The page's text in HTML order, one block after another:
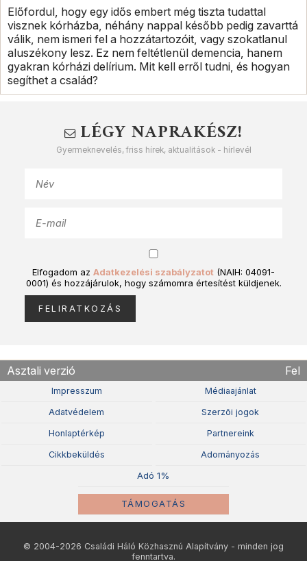
Előfordul, hogy egy idős embert még tiszta tudattal
visznek kórházba, néhány nappal később pedig zavarttá
válik, nem ismeri fel a hozzátartozóit, vagy szokatlanul
aluszékony lesz. Ez nem feltétlenül demencia, hanem
gyakran kórházi delírium. Mit kell erről tudni, és hogyan
segíthet a család?
LÉGY NAPRAKÉSZ!
Gyermeknevelés, friss hírek, aktualitások - hírlevél
Elfogadom az Adatkezelési szabályzatot (NAIH: 04091-
0001) és hozzájárulok, hogy számomra értesítést küldjenek.
Asztali verzió Fel
Impresszum Médiaajánlat
Adatvédelem Szerzõi jogok
Honlaptérkép Partnereink
Cikkbeküldés Adományozás
Adó 1%
TÁMOGATÁS
© 2004-2026 Családi Háló Közhasznú Alapítvány - minden jog
fenntartva.